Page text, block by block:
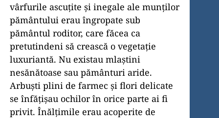
vârfurile ascuțite și inegale ale munților
pământului erau îngropate sub
pământul roditor, care făcea ca
pretutindeni să crească o vegetație
luxuriantă. Nu existau mlaștini
nesănătoase sau pământuri aride.
Arbuști plini de farmec și flori delicate
se înfățișau ochilor în orice parte ai fi
privit. Înălțimile erau acoperite de